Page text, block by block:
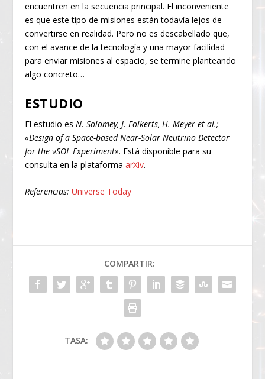
encuentren en la secuencia principal. El inconveniente
es que este tipo de misiones están todavía lejos de
convertirse en realidad. Pero no es descabellado que,
con el avance de la tecnología y una mayor facilidad
para enviar misiones al espacio, se termine planteando
algo concreto…
ESTUDIO
El estudio esN. Solomey, J. Folkerts, H. Meyer et al.;
«Design of a Space-based Near-Solar Neutrino Detector
for theνSOL Experiment». Está disponible para su
consulta en la plataformaarXiv.
Referencias: Universe Today
COMPARTIR:
TASA: